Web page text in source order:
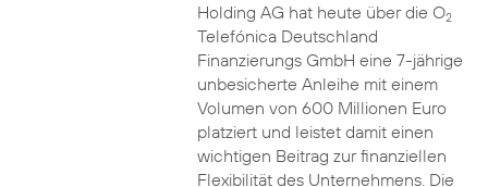
Holding AG hat heute über die O2
Telefónica Deutschland
Finanzierungs GmbH eine 7-jährige
unbesicherte Anleihe mit einem
Volumen von 600 Millionen Euro
platziert und leistet damit einen
wichtigen Beitrag zur finanziellen
Flexibilität des Unternehmens. Die